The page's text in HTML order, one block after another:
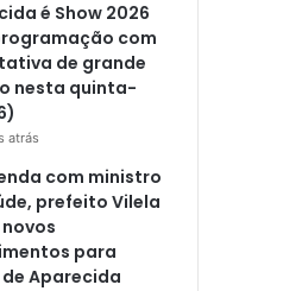
é Show 2026
com
de grande
nesta quinta-
atrás
com ministro
prefeito Vilela
para
Aparecida